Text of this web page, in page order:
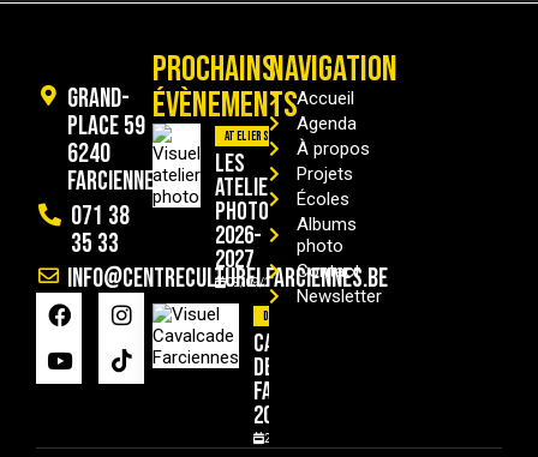
Grand-
Place 59
6240
Farciennes
071 38
35 33
info@centreculturelfarciennes.be
PROCHAINS
ÉVÈNEMENTS
Ateliers
Les
ateliers
photo
2026-
2027
09/09/2026
Divers
Cavalcade
de
Farciennes
2026
29/08/2026
NAVIGATION
Accueil
Agenda
À propos
Projets
Écoles
Albums
photo
Contact
Newsletter